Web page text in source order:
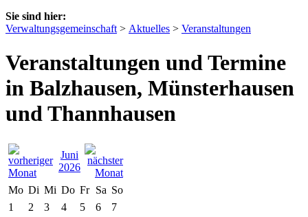
Sie sind hier:
Verwaltungsgemeinschaft > Aktuelles > Veranstaltungen
Veranstaltungen und Termine
in Balzhausen, Münsterhausen
und Thannhausen
Juni
2026
Mo Di Mi Do Fr Sa So
1
2 3 4 5 6
7